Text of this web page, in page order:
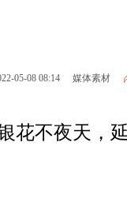
05-08 08:14 媒体素材
花不夜天，